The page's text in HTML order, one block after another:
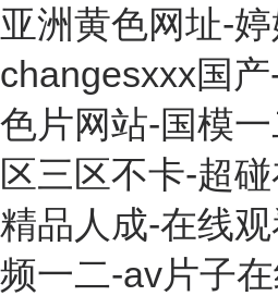
亚洲黄色网址-
changesxxx国
色片网站-国模
区三区不卡-超
精品人成-在线
频一二-av片子